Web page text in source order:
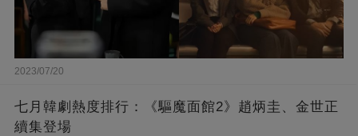
2023/07/20
七月韓劇熱度排行：《驅魔面館2》趙炳圭、金世正
續集登場